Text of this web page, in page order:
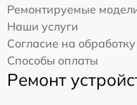
Ремонтируемые
Наши услуги
Согласие на
Способы оплаты
Ремонт